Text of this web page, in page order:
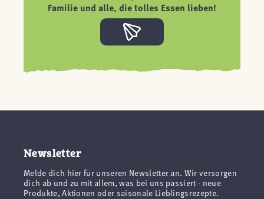
Familie und alle, die tolles Essen lieben!
Newsletter
Melde dich hier für unseren Newsletter an. Wir versorgen
dich ab und zu mit allem, was bei uns passiert - neue
Produkte, Aktionen oder saisonale Lieblingsrezepte.